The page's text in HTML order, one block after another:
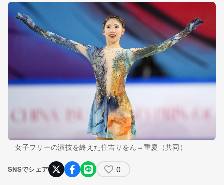
女子フリーの演技を終えた住吉りをん＝重慶（共同）
SNSでシェア 0